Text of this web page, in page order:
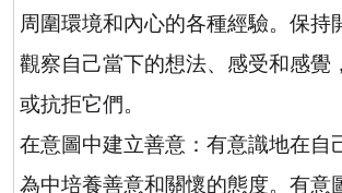
周圍環境和內心的各種經驗。保持
觀察自己當下的想法、感受和感覺
或抗拒它們。
在意圖中建立善意： 有意識地在自
為中培養善意和關懷的態度。有意